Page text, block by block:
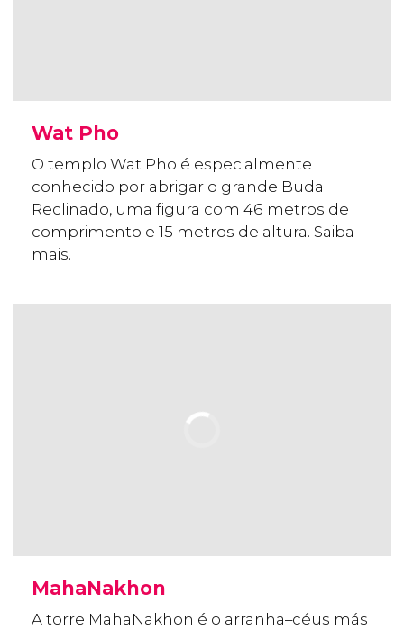
Wat Pho
O templo Wat Pho é especialmente
conhecido por abrigar o grande Buda
Reclinado, uma figura com 46 metros de
comprimento e 15 metros de altura. Saiba
mais.
MahaNakhon
A torre MahaNakhon é o arranha–céus más